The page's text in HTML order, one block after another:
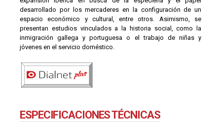
desarrollado por los mercaderes en la configuración de un
espacio económico y cultural, entre otros. Asimismo, se
presentan estudios vinculados a la historia social, como la
inmigración gallega y portuguesa o el trabajo de niñas y
jóvenes en el servicio doméstico.
ESPECIFICACIONES TÉCNICAS